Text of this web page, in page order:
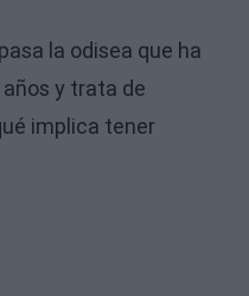
la odisea que ha
y trata de
implica tener